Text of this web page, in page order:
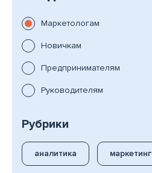
Маркетологам
Новичкам
Предпринимателям
Руководителям
Рубрики
аналитика маркетинг